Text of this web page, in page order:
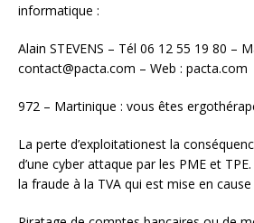
informatique :
Alain STEVENS – Tél 06 12 55 19 80 –
contact@pacta.com – Web : pacta.com
972 – Martinique : vous êtes
La perte d’exploitationest la
d’une cyber attaque par les PME et
la fraude à la TVA qui est mise en cause